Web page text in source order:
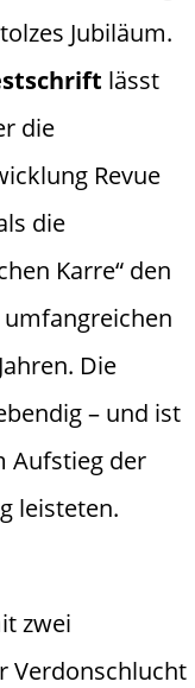
Jubiläum.
lässt
die
Revue
die
Karre“ den
Die
– und ist
Aufstieg der
leisteten.
zwei
Verdonschlucht